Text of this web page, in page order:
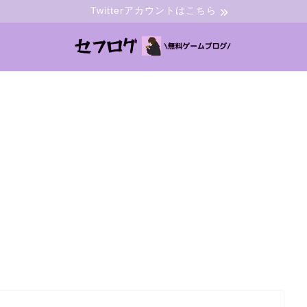
Twitterアカウントはこちら